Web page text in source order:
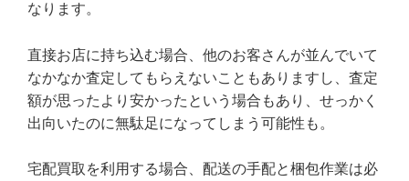
なります。
直接お店に持ち込む場合、他のお客さんが並んでいて
なかなか査定してもらえないこともありますし、査定
額が思ったより安かったという場合もあり、せっかく
出向いたのに無駄足になってしまう可能性も。
宅配買取を利用する場合、配送の手配と梱包作業は必